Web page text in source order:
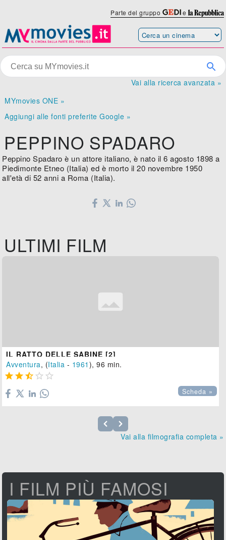
Parte del gruppo e
Vai alla ricerca avanzata »
MYmovies ONE »
Aggiungi alle fonti preferite Google »
PEPPINO SPADARO
Peppino Spadaro è un attore italiano, è nato il 6 agosto 1898 a
Piedimonte Etneo (Italia) ed è morto il 20 novembre 1950
all'età di 52 anni a Roma (Italia).
ULTIMI FILM
IL RATTO DELLE SABINE [2]
Avventura, (Italia - 1961 ), 96 min.
    
Scheda »
Vai alla filmografia completa »
I FILM PIÙ FAMOSI